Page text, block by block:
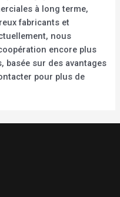
à long terme,
fabricants et
nous
encore plus
basée sur des avantages
pour plus de